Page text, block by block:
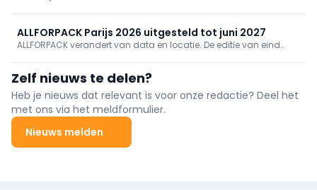
flexibiliteit en korte levertijden.
ALLFORPACK Parijs 2026 uitgesteld tot juni 2027
ALLFORPACK verandert van data en locatie. De editie van eind
sluiten bij de huidige behoeften van de markt.
Zelf nieuws te delen?
Heb je nieuws dat relevant is voor onze redactie? Deel het
met ons via het meldformulier.
Nieuws melden